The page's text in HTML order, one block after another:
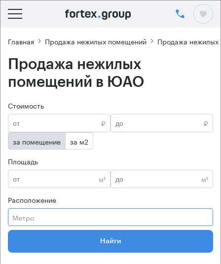
Главная Продажа нежилых помещений Продажа
Продажа нежилых
помещений в ЮАО
Стоимость
₽
₽
за помещение
за м2
Площадь
м²
м²
Расположение
Метро
Найти